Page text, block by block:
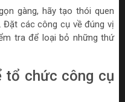
gàng, hãy tạo thói quen
Đặt các công cụ về đúng vị
tra để loại bỏ những thứ
tổ chức công cụ